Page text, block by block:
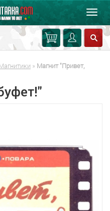
» Магнит "Привет,